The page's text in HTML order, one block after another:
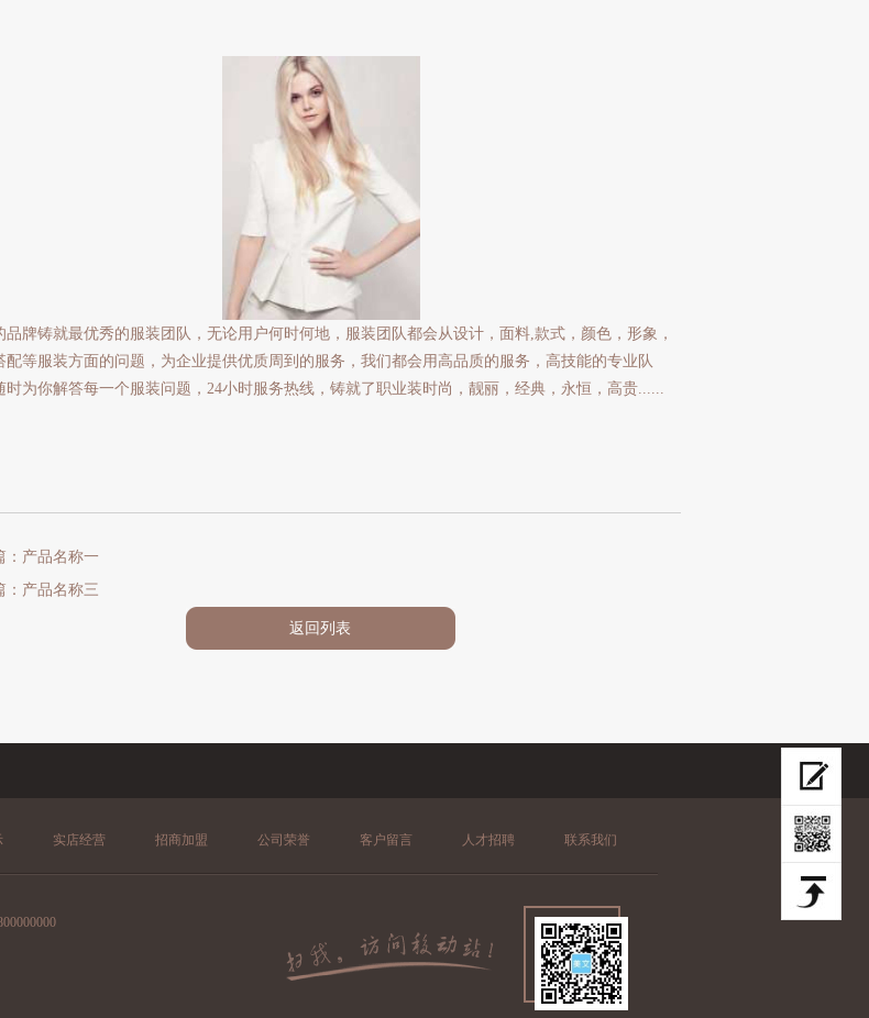
品牌铸就最优秀的服装团队，无论用户何时何地，服装团队都会从设计，面料,款式，颜色，形象，
配等服装方面的问题，为企业提供优质周到的服务，我们都会用高品质的服务，高技能的专业队
时为你解答每一个服装问题，24小时服务热线，铸就了职业装时尚，靓丽，经典，永恒，高贵......
：产品名称一
：产品名称三
返回列表
实店经营 招商加盟 公司荣誉 客户留言 人才招聘 联系我们